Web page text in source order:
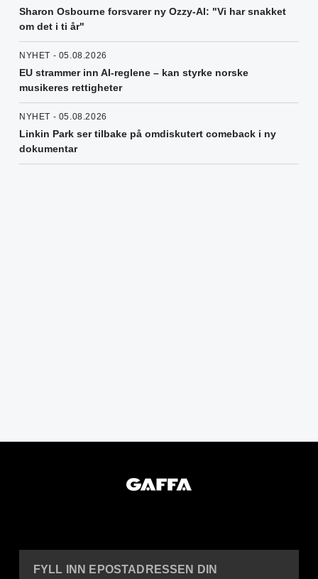
Sharon Osbourne forsvarer ny Ozzy-AI: "Vi har snakket
om det i ti år"
NYHET - 05.08.2026
EU strammer inn AI-reglene – kan styrke norske
musikeres rettigheter
NYHET - 05.08.2026
Linkin Park ser tilbake på omdiskutert comeback i ny
dokumentar
FYLL INN EPOSTADRESSEN DIN